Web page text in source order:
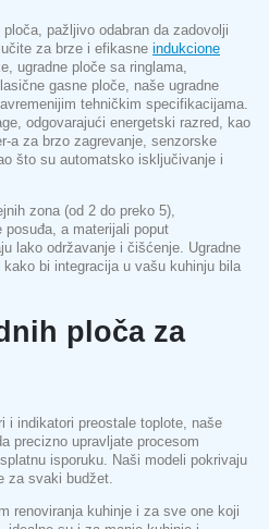
pažljivo odabran da zadovolji
za brze i efikasne indukcione
ugradne ploče sa ringlama,
gasne ploče, naše ugradne
tehničkim specifikacijama.
odgovarajući energetski razred, kao
a za brzo zagrevanje, senzorske
što su automatsko isključivanje i
zona (od 2 do preko 5),
a materijali poput
lako održavanje i čišćenje. Ugradne
bi integracija u vašu kuhinju bila
ploča za
i indikatori preostale toplote, naše
precizno upravljate procesom
isporuku. Naši modeli pokrivaju
za svaki budžet.
renoviranja kuhinje i za sve one koji